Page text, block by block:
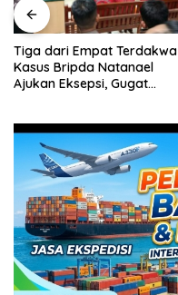
Tiga dari Empat Terdakwa
Kasus Bripda Natanael
Ajukan Eksepsi, Gugat